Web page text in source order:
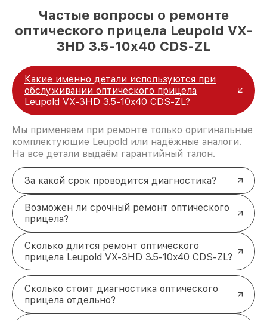
Частые вопросы о ремонте
оптического прицела Leupold VX-
3HD 3.5-10x40 CDS-ZL
Какие именно детали используются при
обслуживании оптического прицела
Leupold VX-3HD 3.5-10x40 CDS-ZL?
Мы применяем при ремонте только оригинальные
комплектующие Leupold или надёжные аналоги.
На все детали выдаём гарантийный талон.
За какой срок проводится диагностика?
Возможен ли срочный ремонт оптического
прицела?
Сколько длится ремонт оптического
прицела Leupold VX-3HD 3.5-10x40 CDS-ZL?
Сколько стоит диагностика оптического
прицела отдельно?